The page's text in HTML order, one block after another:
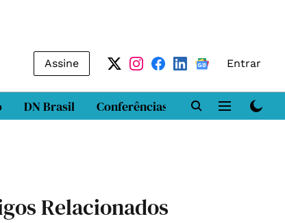
Assine Entrar
DN Brasil Conferências DN LAB
Relacionados